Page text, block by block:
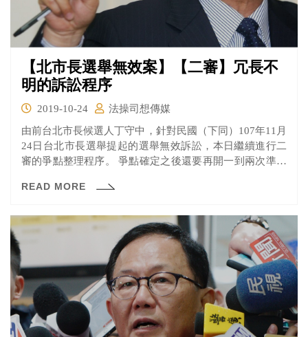
【北市長選舉無效案】【二審】冗長不
明的訴訟程序
2019-10-24
法操司想傳媒
由前台北市長候選人丁守中，針對民國（下同）107年11月
24日台北市長選舉提起的選舉無效訴訟，本日繼續進行二
審的爭點整理程序。 爭點確定之後還要再開一到兩次準備
READ MORE